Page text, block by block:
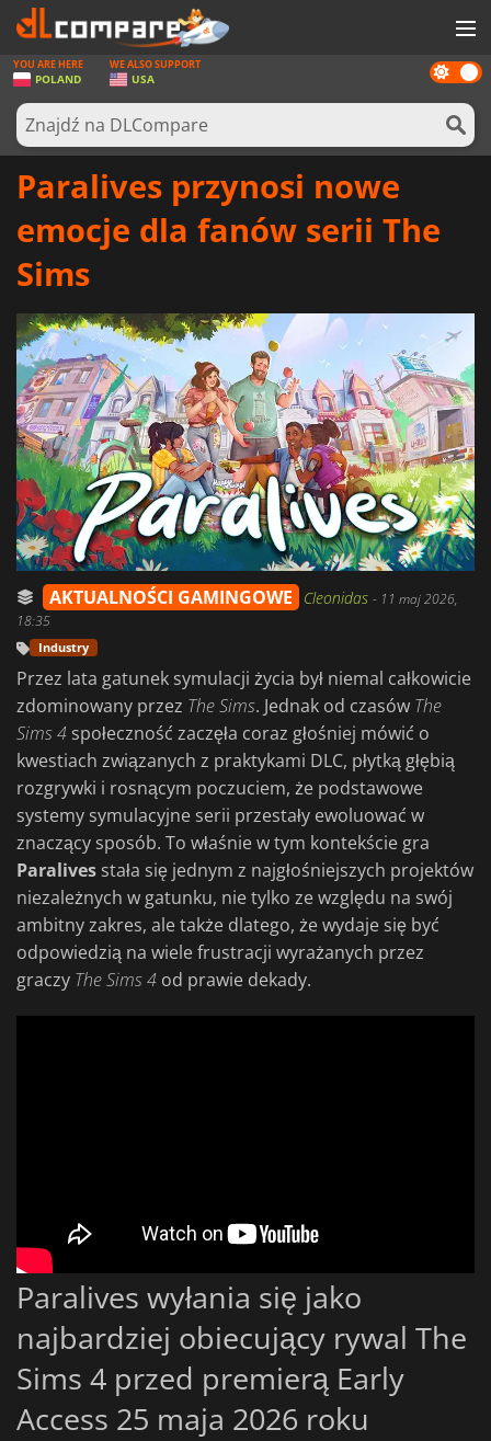
GRY
KARTY DO GIER
OPROGRAMOWANIE
SPRZĘT KOMPUTEROWY
ZALOGUJ SIĘ LUB ZAREJESTRUJ
Dark
mode
YOU ARE HERE
POLAND
WE ALSO SUPPORT
USA
Paralives przynosi nowe
emocje dla fanów serii The
Sims
AKTUALNOŚCI GAMINGOWE Cleonidas - 11 maj 2026,
18:35
Industry
Przez lata gatunek symulacji życia był niemal całkowicie
zdominowany przez The Sims. Jednak od czasów The
Sims 4 społeczność zaczęła coraz głośniej mówić o
kwestiach związanych z praktykami DLC, płytką głębią
rozgrywki i rosnącym poczuciem, że podstawowe
systemy symulacyjne serii przestały ewoluować w
znaczący sposób. To właśnie w tym kontekście gra
Paralives stała się jednym z najgłośniejszych projektów
niezależnych w gatunku, nie tylko ze względu na swój
ambitny zakres, ale także dlatego, że wydaje się być
odpowiedzią na wiele frustracji wyrażanych przez
graczy The Sims 4 od prawie dekady.
Paralives wyłania się jako
najbardziej obiecujący rywal The
Sims 4 przed premierą Early
Access 25 maja 2026 roku